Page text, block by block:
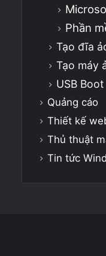
Phần
Tạo đĩa
Tạo máy
USB Boot
Quảng cáo
Thiết kế
Thủ thuật
Tin tức